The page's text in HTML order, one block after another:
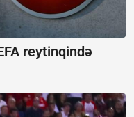
reytinqində